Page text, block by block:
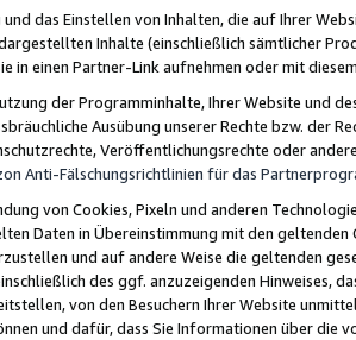
das Einstellen von Inhalten, die auf Ihrer
Inhalte (einschließlich sämtlicher
in einen Partner-Link aufnehmen oder mit
der Programminhalte, Ihrer Website und
Ausübung unserer Rechte bzw. der
Veröffentlichungsrechte oder
Anti-Fälschungsrichtlinien für das
von Cookies, Pixeln und anderen
Daten in Übereinstimmung mit den
und auf andere Weise die geltenden
des ggf. anzuzeigenden Hinweises,
von den Besuchern Ihrer Website
und dafür, dass Sie Informationen über die